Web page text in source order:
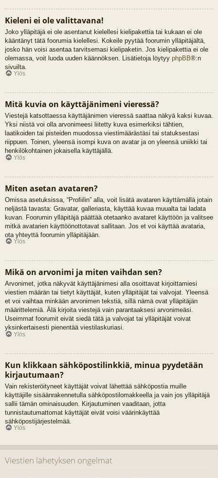
Kieleni ei ole valittavana!
Joko ylläpitäjä ei ole asentanut kielellesi kielipakettia tai kukaan ei ole
kääntänyt tätä foorumia kielellesi. Kokeile pyytää foorumin ylläpitäjältä,
josko hän voisi asentaa tarvitsemasi kielipaketin. Jos kielipakettia ei ole
olemassa, voit luoda uuden käännöksen. Lisätietoja löytyy phpBB®:n
sivuilta.
Ylös
Mitä kuvia on käyttäjänimeni vieressä?
Viestejä katsottaessa käyttäjänimen vieressä saattaa näkyä kaksi kuvaa.
Yksi niistä voi olla arvonimeesi liitetty kuva esimerkiksi tähtien,
laatikoiden tai pisteiden muodossa viestimäärästäsi tai statuksestasi
riippuen. Toinen, yleensä isompi kuva on avatar ja on yleensä uniikki tai
henkilökohtainen jokaisella käyttäjällä.
Ylös
Miten asetan avataren?
Omissa asetuksissa, “Profiilin” alla, voit lisätä avataren käyttämällä jotain
neljästä tavasta: Gravatar, galleriasta, käyttää kuvaa muualta tai ladata
kuvan. Foorumin ylläpitäjä päättää otetaanko avataret käyttöön ja valitsee
mitkä avatarien käyttöönottotavat sallitaan. Jos et voi käyttää avataria,
ota yhteyttä foorumin ylläpitäjään.
Ylös
Mikä on arvonimi ja miten vaihdan sen?
Arvonimet, jotka näkyvät käyttäjänimesi alla osoittavat kirjoittamiesi
viestien määrän tai tietyt käyttäjät, kuten ylläpitäjät tai valvojat. Yleensä
et voi vaihtaa minkään arvonimen tekstiä, sillä nämä ovat ylläpitäjän
määrittelemiä. Älä kirjoita viestejä vain parantaaksesi arvonimeäsi.
Useimmat foorumit eivät siedä tätä ja valvojat tai ylläpitäjät voivat
yksinkertaisesti pienentää viestilaskuriasi.
Ylös
Kun klikkaan sähköpostilinkkiä, minua pyydetään
kirjautumaan?
Vain rekisteröityneet käyttäjät voivat lähettää sähköpostia muille
käyttäjille sisäänrakennetulla sähköpostilomakkeella ja vain jos ylläpitäjä
sallii tämän ominaisuuden. Kirjautuminen vaaditaan, jotta
tunnistautumattomat käyttäjät eivät voisi väärinkäyttää
sähköpostijärjestelmää.
Ylös
Viestien lähetyksen ongelmat